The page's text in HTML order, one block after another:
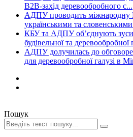
B2B-захід деревообробного с...
АДПУ проводить міжнародну
українськими та
КБУ та АДПУ об’єднують
будівельної та деревообробної
АДПУ долучилась до
для деревообробної галузі в
Пошук